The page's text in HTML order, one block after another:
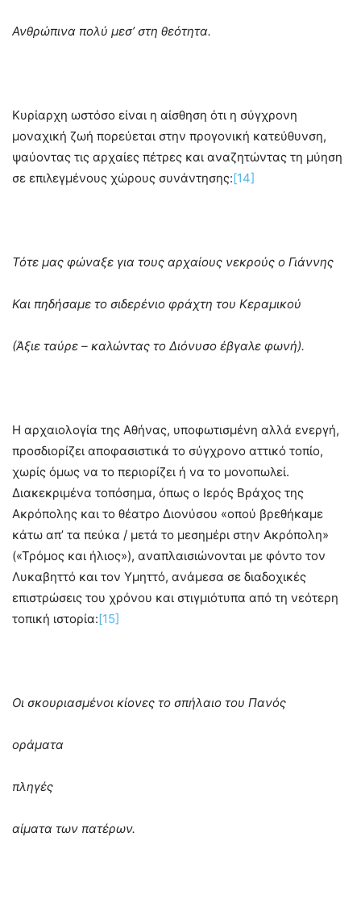
Ανθρώπινα πολύ μεσ’ στη θεότητα.
Κυρίαρχη ωστόσο είναι η αίσθηση ότι η σύγχρονη
μοναχική ζωή πορεύεται στην προγονική κατεύθυνση,
ψαύοντας τις αρχαίες πέτρες και αναζητώντας τη μύηση
σε επιλεγμένους χώρους συνάντησης:[14]
Τότε μας φώναξε για τους αρχαίους νεκρούς ο Γιάννης
Και πηδήσαμε το σιδερένιο φράχτη του Κεραμικού
(Άξιε ταύρε – καλώντας το Διόνυσο έβγαλε φωνή).
Η αρχαιολογία της Αθήνας, υποφωτισμένη αλλά ενεργή,
προσδιορίζει αποφασιστικά το σύγχρονο αττικό τοπίο,
χωρίς όμως να το περιορίζει ή να το μονοπωλεί.
Διακεκριμένα τοπόσημα, όπως ο Ιερός Βράχος της
Ακρόπολης και το θέατρο Διονύσου «οπού βρεθήκαμε
κάτω απ’ τα πεύκα / μετά το μεσημέρι στην Ακρόπολη»
(«Τρόμος και ήλιος»), αναπλαισιώνονται με φόντο τον
Λυκαβηττό και τον Υμηττό, ανάμεσα σε διαδοχικές
επιστρώσεις του χρόνου και στιγμιότυπα από τη νεότερη
τοπική ιστορία:[15]
Οι σκουριασμένοι κίονες το σπήλαιο του Πανός
οράματα
πληγές
αίματα των πατέρων.